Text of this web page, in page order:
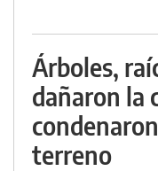
Árboles,
dañaron la
terreno